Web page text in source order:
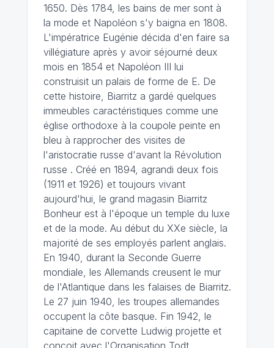
1650. Dès 1784, les bains de mer sont à
la mode et Napoléon s'y baigna en 1808.
L'impératrice Eugénie décida d'en faire sa
villégiature après y avoir séjourné deux
mois en 1854 et Napoléon III lui
construisit un palais de forme de E. De
cette histoire, Biarritz a gardé quelques
immeubles caractéristiques comme une
église orthodoxe à la coupole peinte en
bleu à rapprocher des visites de
l'aristocratie russe d'avant la Révolution
russe . Créé en 1894, agrandi deux fois
(1911 et 1926) et toujours vivant
aujourd'hui, le grand magasin Biarritz
Bonheur est à l'époque un temple du luxe
et de la mode. Au début du XXe siècle, la
majorité de ses employés parlent anglais.
En 1940, durant la Seconde Guerre
mondiale, les Allemands creusent le mur
de l'Atlantique dans les falaises de Biarritz.
Le 27 juin 1940, les troupes allemandes
occupent la côte basque. Fin 1942, le
capitaine de corvette Ludwig projette et
conçoit avec l'Organisation Todt,